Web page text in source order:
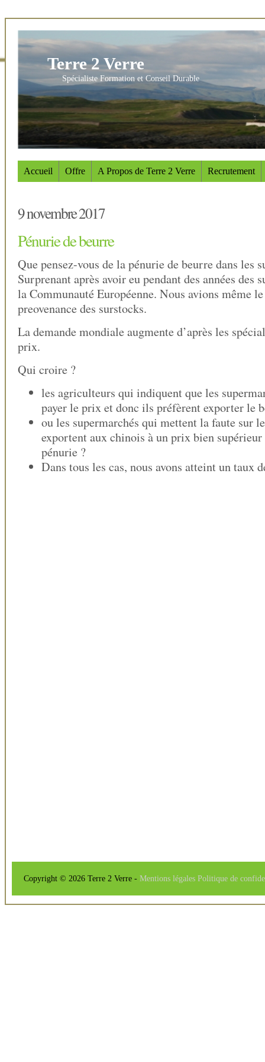
Terre 2 Verre
Spécialiste Formation et Conseil Durable
Accueil Offre A Propos de Terre 2 Verre Recrutement
9 novembre 2017
Pénurie de beurre
Que pensez-vous de la pénurie de beurre dans les
Surprenant après avoir eu pendant des années des
la Communauté Européenne. Nous avions même
preovenance des surstocks.
La demande mondiale augmente d’après les
prix.
Qui croire ?
les agriculteurs qui indiquent que les
payer le prix et donc ils préfèrent exporter le
ou les supermarchés qui mettent la faute sur
exportent aux chinois à un prix bien
pénurie ?
Dans tous les cas, nous avons atteint un taux
Copyright © 2026 Terre 2 Verre - Mentions légales Politique de